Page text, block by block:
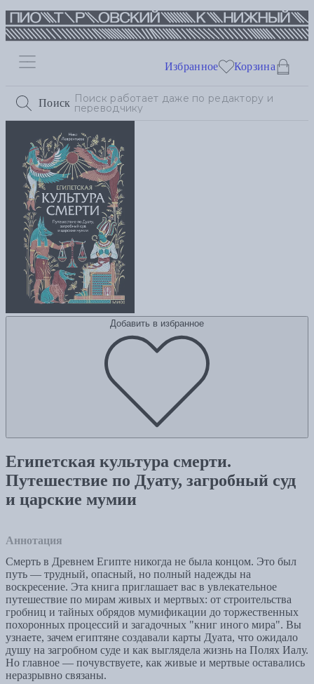
Поиск
Избранное Корзина
Добавить в избранное
Египетская культура смерти.
Путешествие по Дуату, загробный суд
и царские мумии
Аннотация
Смерть в Древнем Египте никогда не была концом. Это был
путь — трудный, опасный, но полный надежды на
воскресение. Эта книга приглашает вас в увлекательное
путешествие по мирам живых и мертвых: от строительства
гробниц и тайных обрядов мумификации до торжественных
похоронных процессий и загадочных "книг иного мира". Вы
узнаете, зачем египтяне создавали карты Дуата, что ожидало
душу на загробном суде и как выглядела жизнь на Полях Иалу.
Но главное — почувствуете, как живые и мертвые оставались
неразрывно связаны.